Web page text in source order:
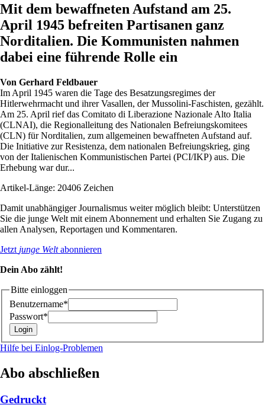
Mit dem bewaffneten Aufstand am 25.
April 1945 befreiten Partisanen ganz
Norditalien. Die Kommunisten nahmen
dabei eine führende Rolle ein
Von Gerhard Feldbauer
Im April 1945 waren die Tage des Besatzungsregimes der
Hitlerwehrmacht und ihrer Vasallen, der Mussolini-Faschisten, gezählt.
Am 25. April rief das Comitato di Liberazione Nazionale Alto Italia
(CLNAI), die Regionalleitung des Nationalen Befreiungskomitees
(CLN) für Norditalien, zum allgemeinen bewaffneten Aufstand auf.
Die Initiative zur Resistenza, dem nationalen Befreiungskrieg, ging
von der Italienischen Kommunistischen Partei (PCI/IKP) aus. Die
Erhebung war dur...
Artikel-Länge: 20406 Zeichen
Damit unabhängiger Journalismus weiter möglich bleibt: Unterstützen
Sie die junge Welt mit einem Abonnement und erhalten Sie Zugang zu
allen Analysen, Reportagen und Kommentaren.
Jetzt junge Weltabonnieren
Dein Abo zählt!
Bitte einloggen
Benutzername*
Passwort*
Hilfe bei Einlog-Problemen
Abo abschließen
Gedruckt